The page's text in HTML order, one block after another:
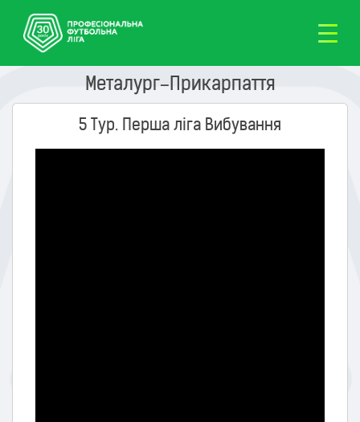
Металург–Прикарпаття
5 Тур. Перша ліга Вибування